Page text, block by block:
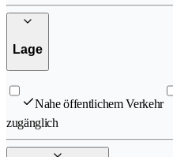
Lage
Nahe öffentlichem Verkehr
zugänglich